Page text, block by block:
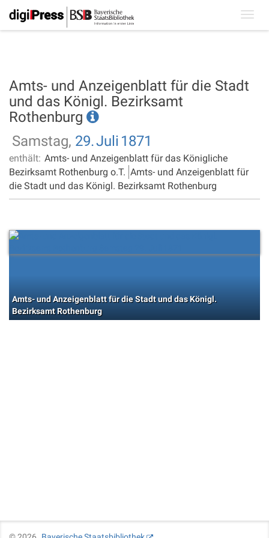
Amts- und Anzeigenblatt für die Stadt
und das Königl. Bezirksamt
Rothenburg
Samstag, 29.Juli 1871
enthält: Amts- und Anzeigenblatt für das Königliche
Bezirksamt Rothenburg o.T. Amts- und Anzeigenblatt für
die Stadt und das Königl. Bezirksamt Rothenburg
Amts- und Anzeigenblatt für die Stadt und das Königl.
Bezirksamt Rothenburg